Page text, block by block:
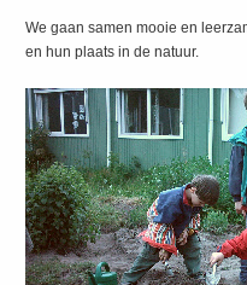
We gaan samen mooie en
en hun plaats in de natuur.